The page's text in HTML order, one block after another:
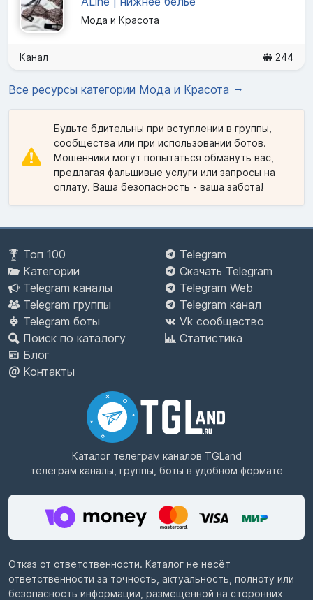
Мода и Красота
Канал 244
Все ресурсы категории Мода и Красота
Будьте бдительны при вступлении в группы,
сообщества или при использовании ботов.
Мошенники могут попытаться обмануть вас,
предлагая фальшивые услуги или запросы на
оплату. Ваша безопасность - ваша забота!
Топ 100
Категории
Telegram каналы
Telegram группы
Telegram боты
Поиск по каталогу
Блог
Контакты
Telegram
Скачать Telegram
Telegram Web
Telegram канал
Vk сообщество
Статистика
Каталог телеграм каналов TGLand
телеграм каналы, группы, боты в удобном формате
Отказ от ответственности. Каталог не несёт
ответственности за точность, актуальность, полноту или
безопасность информации, размещённой на сторонних